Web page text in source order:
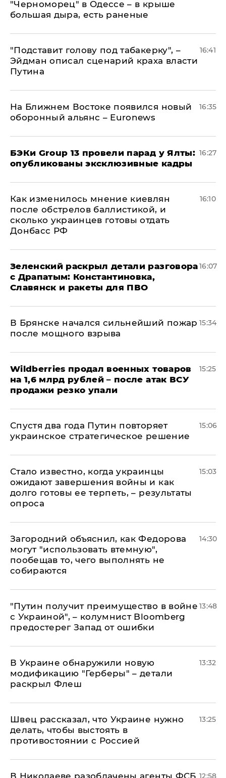
"Черноморец" в Одессе – в крыше
большая дыра, есть раненые
​"Подставит голову под табакерку", –
Эйдман описал сценарий краха власти
Путина
16:41
На Ближнем Востоке появился новый
оборонный альянс – Euronews
16:35
​БЭКи Group 13 провели парад у Ялты:
опубликованы эксклюзивные кадры
16:27
Как изменилось мнение киевлян
после обстрелов баллистикой, и
сколько украинцев готовы отдать
Донбасс РФ
16:10
​Зеленский раскрыл детали разговора
с Драпатым: Константиновка,
Славянск и ракеты для ПВО
16:07
В Брянске начался сильнейший пожар
после мощного взрыва
15:34
​Wildberries продал военных товаров
на 1,6 млрд рублей – после атак ВСУ
продажи резко упали
15:25
Спустя два года Путин повторяет
украинское стратегическое решение
15:06
Стало известно, когда украинцы
ожидают завершения войны и как
долго готовы ее терпеть, – результаты
опроса
15:03
Загородний объяснил, как Федорова
могут "использовать втемную",
пообещав то, чего выполнять не
собираются
14:30
"Путин получит преимущество в войне
с Украиной", – колумнист Bloomberg
предостерег Запад от ошибки
13:48
В Украине обнаружили новую
модификацию "Герберы" – детали
раскрыл Флеш
13:32
Швец рассказал, что Украине нужно
делать, чтобы выстоять в
противостоянии с Россией
13:25
В Николаеве разоблачены агенты ФСБ 12:58